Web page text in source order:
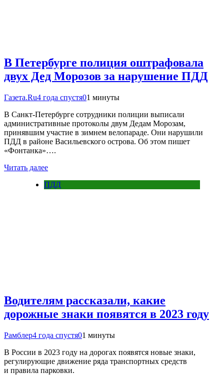
В Петербурге полиция оштрафовала
двух Дед Морозов за нарушение ПДД
Газета.Ru4 года спустя01 минуты
В Санкт-Петербурге сотрудники полиции выписали
административные протоколы двум Дедам Морозам,
принявшим участие в зимнем велопараде. Они нарушили
ПДД в районе Васильевского острова. Об этом пишет
«Фонтанка»….
Читать далее
ПДД
Водителям рассказали, какие
дорожные знаки появятся в 2023 году
Рамблер4 года спустя01 минуты
В России в 2023 году на дорогах появятся новые знаки,
регулирующие движение ряда транспортных средств
и правила парковки.